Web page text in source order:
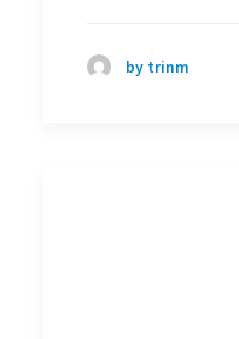
by trinm